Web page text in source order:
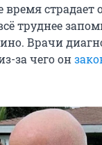
время страдает
труднее
Врачи
за чего он